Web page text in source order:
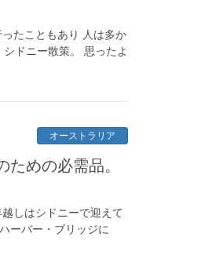
たこともあり 人は多か
ドニー散策。 思ったよ
オーストラリア
ための必需品。
しはシドニーで迎えて
ーバー・ブリッジに